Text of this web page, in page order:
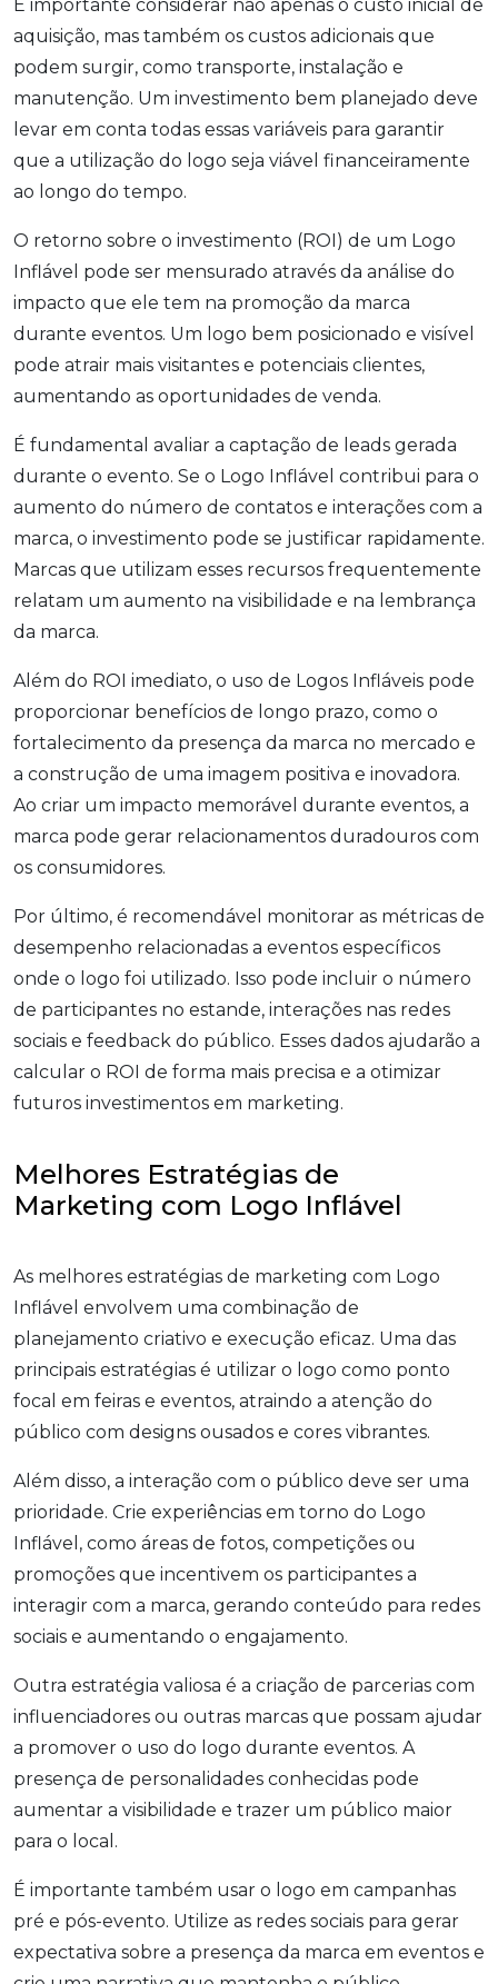
É importante considerar não apenas o custo inicial de
aquisição, mas também os custos adicionais que
podem surgir, como transporte, instalação e
manutenção. Um investimento bem planejado deve
levar em conta todas essas variáveis para garantir
que a utilização do logo seja viável financeiramente
ao longo do tempo.
O retorno sobre o investimento (ROI) de um Logo
Inflável pode ser mensurado através da análise do
impacto que ele tem na promoção da marca
durante eventos. Um logo bem posicionado e visível
pode atrair mais visitantes e potenciais clientes,
aumentando as oportunidades de venda.
É fundamental avaliar a captação de leads gerada
durante o evento. Se o Logo Inflável contribui para o
aumento do número de contatos e interações com a
marca, o investimento pode se justificar rapidamente.
Marcas que utilizam esses recursos frequentemente
relatam um aumento na visibilidade e na lembrança
da marca.
Além do ROI imediato, o uso de Logos Infláveis pode
proporcionar benefícios de longo prazo, como o
fortalecimento da presença da marca no mercado e
a construção de uma imagem positiva e inovadora.
Ao criar um impacto memorável durante eventos, a
marca pode gerar relacionamentos duradouros com
os consumidores.
Por último, é recomendável monitorar as métricas de
desempenho relacionadas a eventos específicos
onde o logo foi utilizado. Isso pode incluir o número
de participantes no estande, interações nas redes
sociais e feedback do público. Esses dados ajudarão a
calcular o ROI de forma mais precisa e a otimizar
futuros investimentos em marketing.
Melhores Estratégias de
Marketing com Logo Inflável
As melhores estratégias de marketing com Logo
Inflável envolvem uma combinação de
planejamento criativo e execução eficaz. Uma das
principais estratégias é utilizar o logo como ponto
focal em feiras e eventos, atraindo a atenção do
público com designs ousados e cores vibrantes.
Além disso, a interação com o público deve ser uma
prioridade. Crie experiências em torno do Logo
Inflável, como áreas de fotos, competições ou
promoções que incentivem os participantes a
interagir com a marca, gerando conteúdo para redes
sociais e aumentando o engajamento.
Outra estratégia valiosa é a criação de parcerias com
influenciadores ou outras marcas que possam ajudar
a promover o uso do logo durante eventos. A
presença de personalidades conhecidas pode
aumentar a visibilidade e trazer um público maior
para o local.
É importante também usar o logo em campanhas
pré e pós-evento. Utilize as redes sociais para gerar
expectativa sobre a presença da marca em eventos e